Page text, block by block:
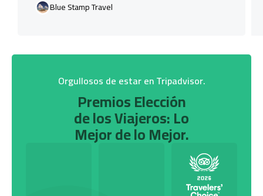
Blue Stamp Travel
Orgullosos de estar en Tripadvisor.
Premios Elección
de los Viajeros: Lo
Mejor de lo Mejor.